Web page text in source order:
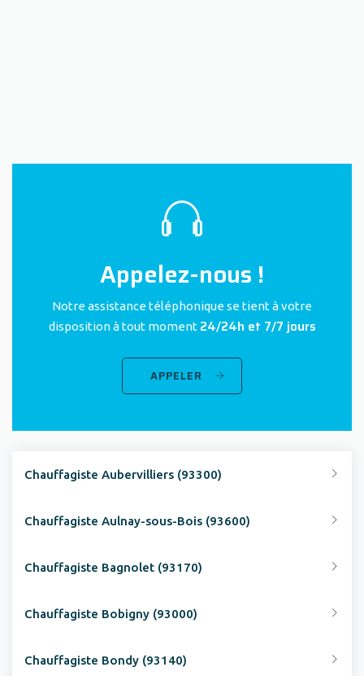
Appelez-nous !
Notre assistance téléphonique se tient à votre
disposition à tout moment 24/24h et 7/7 jours
APPELER
Chauffagiste Aubervilliers (93300)
Chauffagiste Aulnay-sous-Bois (93600)
Chauffagiste Bagnolet (93170)
Chauffagiste Bobigny (93000)
Chauffagiste Bondy (93140)